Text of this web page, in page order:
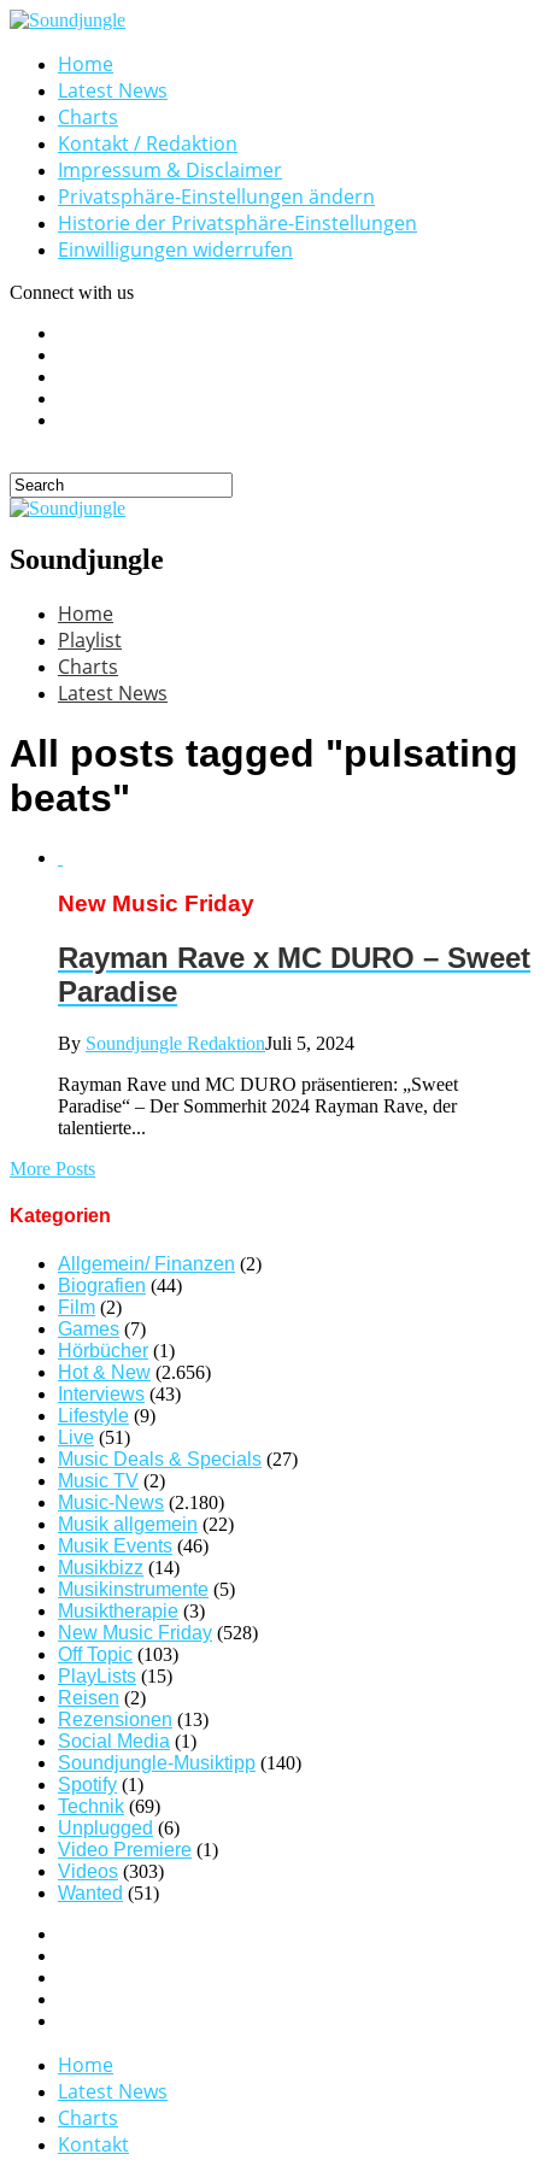
Home
Latest News
Charts
Kontakt / Redaktion
Impressum & Disclaimer
Privatsphäre-Einstellungen ändern
Historie der Privatsphäre-Einstellungen
Einwilligungen widerrufen
Connect with us
Soundjungle
Home
Playlist
Charts
Latest News
All posts tagged "pulsating
beats"
New Music Friday
Rayman Rave x MC DURO – Sweet
Paradise
By Soundjungle RedaktionJuli 5, 2024
Rayman Rave und MC DURO präsentieren: „Sweet
Paradise“ – Der Sommerhit 2024 Rayman Rave, der
talentierte...
More Posts
Kategorien
Allgemein/ Finanzen (2)
Biografien (44)
Film (2)
Games (7)
Hörbücher (1)
Hot & New (2.656)
Interviews (43)
Lifestyle (9)
Live (51)
Music Deals & Specials (27)
Music TV (2)
Music-News (2.180)
Musik allgemein (22)
Musik Events (46)
Musikbizz (14)
Musikinstrumente (5)
Musiktherapie (3)
New Music Friday (528)
Off Topic (103)
PlayLists (15)
Reisen (2)
Rezensionen (13)
Social Media (1)
Soundjungle-Musiktipp (140)
Spotify (1)
Technik (69)
Unplugged (6)
Video Premiere (1)
Videos (303)
Wanted (51)
Home
Latest News
Charts
Kontakt